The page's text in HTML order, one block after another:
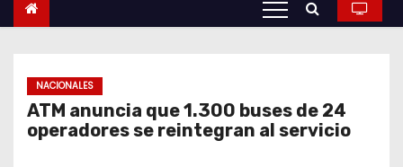
e
NACIONALES
ATM anuncia que 1.300 buses de 24
operadores se reintegran al servicio